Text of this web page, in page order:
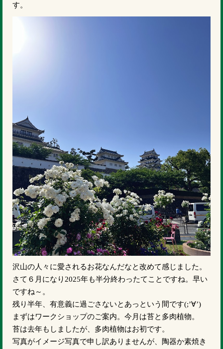
す。
沢山の人々に愛されるお花なんだなと改めて感じました。
さて６月になり2025年も半分終わったてことですね。早い
ですね～。
残り半年、有意義に過ごさないとあっという間です(;’∀’)
まずはワークショップのご案内。今月は苔と多肉植物。
苔は去年もしましたが、多肉植物はお初です。
写真がイメージ写真で申し訳ありませんが、陶器か素焼き